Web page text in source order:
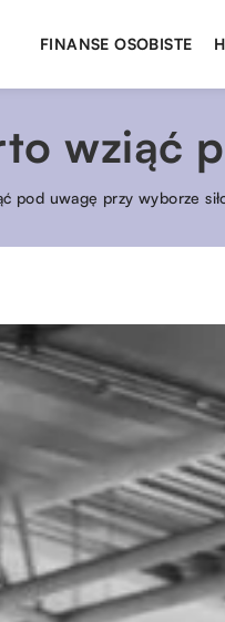
FINANSE OSOBISTE
wziąć
pod uwagę przy wyborze